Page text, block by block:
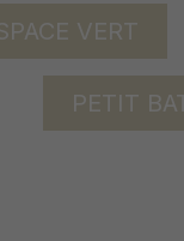
VERT
PETIT